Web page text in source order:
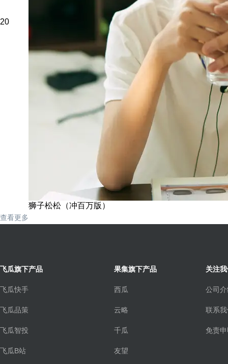
20
狮子松松（冲百万版）
查看更多
飞瓜旗下产品
飞瓜快手
飞瓜品策
飞瓜智投
飞瓜B站
果集旗下产品
西瓜
云略
千瓜
友望
关注
公司
联系
免责